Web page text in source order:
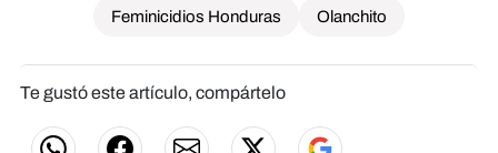
Feminicidios Honduras Olanchito
Te gustó este artículo, compártelo